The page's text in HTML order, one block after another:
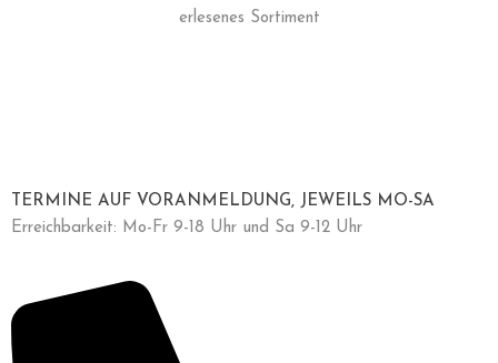
erlesenes Sortiment
TERMINE AUF VORANMELDUNG, JEWEILS MO-SA
Erreichbarkeit: Mo-Fr 9-18 Uhr und Sa 9-12 Uhr